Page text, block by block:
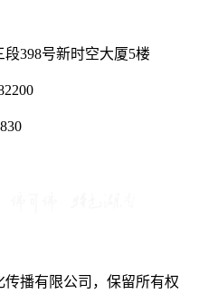
398号新时空大厦5楼
传播有限公司，保留所有权